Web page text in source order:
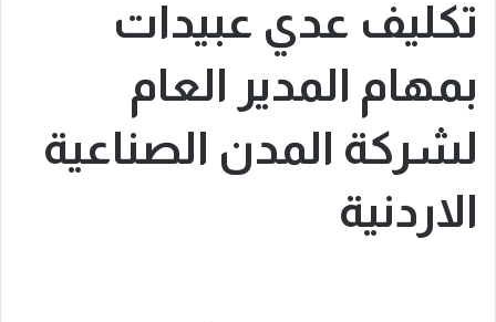
تكليف عدي عبيدات
بمهام المدير العام
لشركة المدن الصناعية
الاردنية